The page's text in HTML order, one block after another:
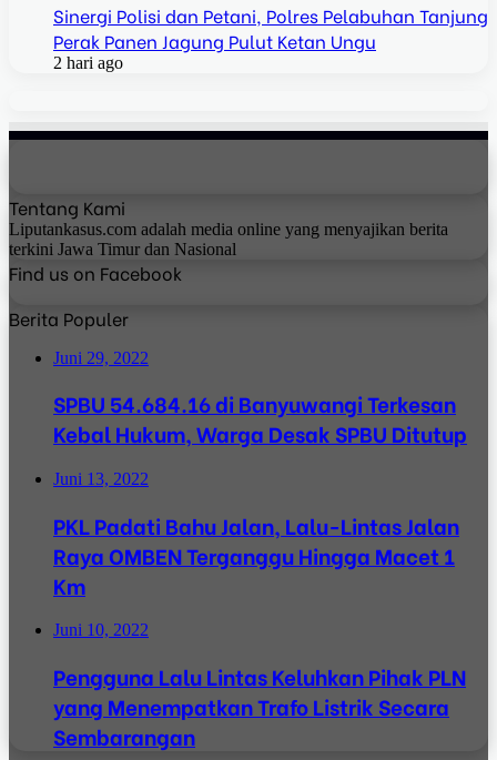
Sinergi Polisi dan Petani, Polres Pelabuhan Tanjung
Perak Panen Jagung Pulut Ketan Ungu
2 hari ago
Tentang Kami
Liputankasus.com adalah media online yang menyajikan berita
terkini Jawa Timur dan Nasional
Find us on Facebook
Berita Populer
Juni 29, 2022
SPBU 54.684.16 di Banyuwangi Terkesan
Kebal Hukum, Warga Desak SPBU Ditutup
Juni 13, 2022
PKL Padati Bahu Jalan, Lalu-Lintas Jalan
Raya OMBEN Terganggu Hingga Macet 1
Km
Juni 10, 2022
Pengguna Lalu Lintas Keluhkan Pihak PLN
yang Menempatkan Trafo Listrik Secara
Sembarangan